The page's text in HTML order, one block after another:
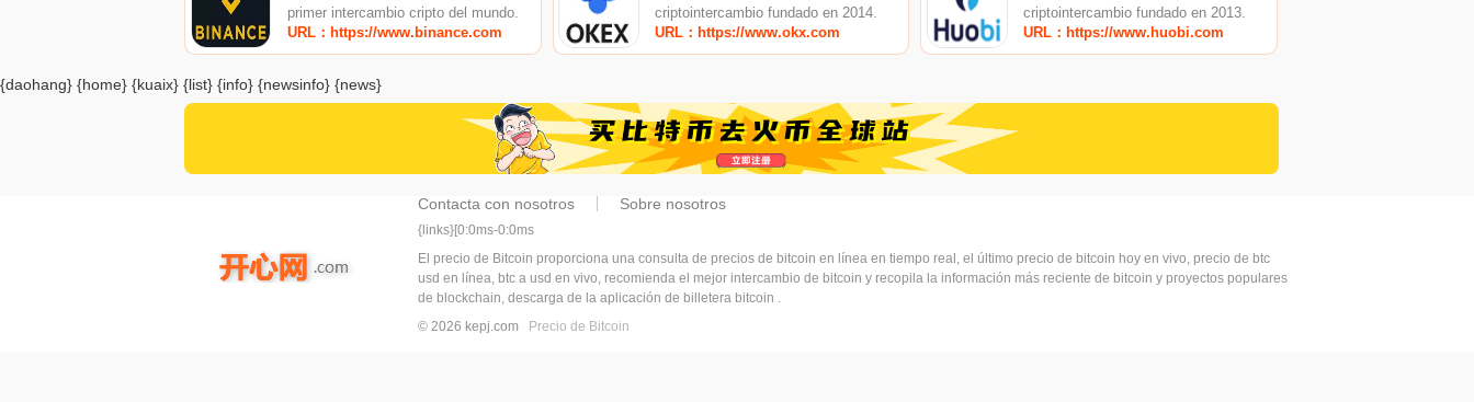
primer intercambio cripto del mundo.
URL：https://www.binance.com
criptointercambio fundado en 2014.
URL：https://www.okx.com
criptointercambio fundado en 2013.
URL：https://www.huobi.com
{daohang} {home} {kuaix} {list} {info} {newsinfo} {news}
Contacta con nosotros Sobre nosotros
{links}[0:0ms-0:0ms
El precio de Bitcoin proporciona una consulta de precios de bitcoin en línea en tiempo real, el último precio de bitcoin hoy en vivo, precio de btc
usd en línea, btc a usd en vivo, recomienda el mejor intercambio de bitcoin y recopila la información más reciente de bitcoin y proyectos populares
de blockchain, descarga de la aplicación de billetera bitcoin .
© 2026 kepj.com
Precio de Bitcoin